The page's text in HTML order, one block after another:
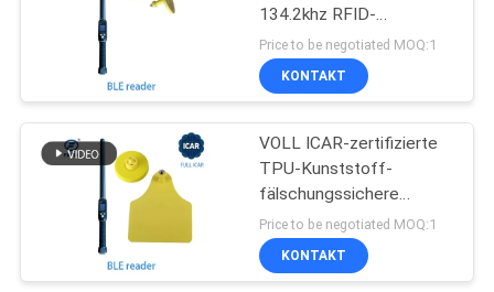
134.2khz RFID-
Ohrmarken
Price to be negotiated MOQ:1
KONTAKT
VOLL ICAR-zertifizierte
TPU-Kunststoff-
fälschungssichere
Rinder-RFID-Ohrmarken
134,2 kHz
Price to be negotiated MOQ:1
KONTAKT